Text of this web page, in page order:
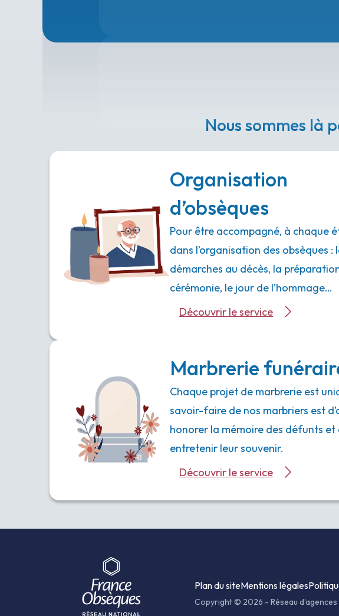
Nous sommes là
Organisation
d’obsèques
Pour être accompagné, à chaque
dans l’organisation des obsèques :
démarches au décès, la
cérémonie, le jour de l’hommage…
Découvrir le service
Marbrerie
Chaque projet de marbrerie est
savoir-faire de nos marbriers est
honorer la mémoire des défunts et
entretenir leur souvenir.
Découvrir le service
Plan du siteMentions légales
Copyright © 2026 - Réseau